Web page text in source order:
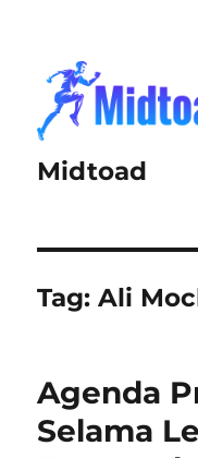
Midtoad
Tag:Ali
Agenda
Selama